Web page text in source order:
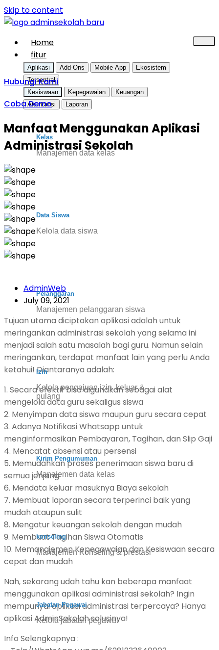
Skip to content
Home
fitur
Aplikasi Add-Ons Mobile App
Ekosistem
Tersentral
Kesiswaan
Kepegawaian
Keuangan
Akuntansi
Laporan
Kelas
Manajemen data kelas
Data Siswa
Kelola data siswa
Pelanggaran
Manajemen pelanggaran siswa
Izin
Kelola pengajuan izin, keluar &
pulang
Kirim Pengumuman
Manajemen data kelas
konseling
Manajemen Konseling & prestasi
Jabatan Pegawai
Kelola jabatan pegawai
Hubungi Kami
Coba Demo
Manfaat Menggunakan Aplikasi
Administrasi Sekolah
AdminWeb
July 09, 2021
Tujuan utama diciptakan aplikasi adalah untuk
meringankan administrasi sekolah yang selama ini
menjadi salah satu masalah bagi guru. Namun selain
meringankan, terdapat manfaat lain yang perlu Anda
ketahui! Diantaranya adalah:
1. Secara efektif bisa digunakan sebagai alat
mengelola data guru sekaligus siswa
2. Menyimpan data siswa maupun guru secara cepat
3. Adanya Notifikasi Whatsapp untuk
menginformasikan Pembayaran, Tagihan, dan Slip Gaji
4. Mencatat absensi atau persensi
5. Memudahkan proses penerimaan siswa baru di
semua jenjang
6. Mendata keluar masuknya Biaya sekolah
7. Membuat laporan secara terperinci baik yang
mudah ataupun sulit
8. Mengatur keuangan sekolah dengan mudah
9. Membuat Tagihan Siswa Otomatis
10. Memanajemen Kepegawaian dan Kesiswaan secara
cepat dan mudah
Nah, sekarang udah tahu kan beberapa manfaat
menggunakan aplikasi administrasi sekolah? Ingin
mempunyai aplikasi administrasi terpercaya? Hanya
aplikasi AdminSekolah solusinya!
Info Selengkapnya :